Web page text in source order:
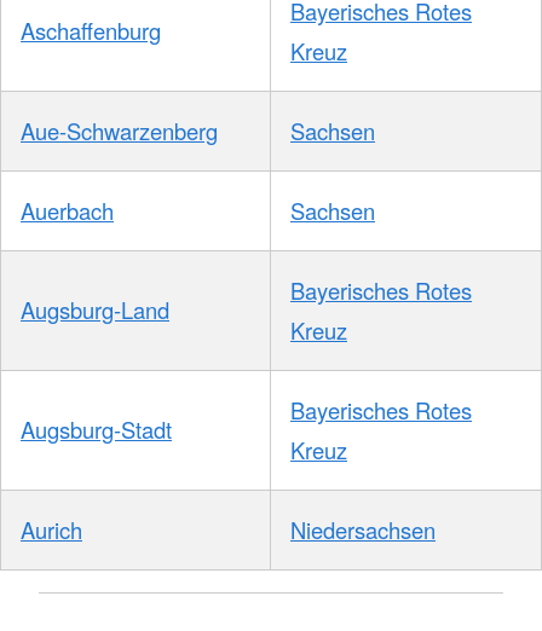
Aschaffenburg
Bayerisches Rotes
Kreuz
Aue-Schwarzenberg Sachsen
Auerbach Sachsen
Augsburg-Land
Bayerisches Rotes
Kreuz
Augsburg-Stadt
Bayerisches Rotes
Kreuz
Aurich Niedersachsen